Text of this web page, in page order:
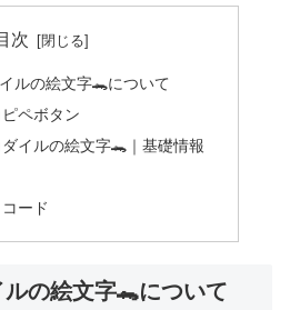
次
ルの絵文字🐊について
ペボタン
イルの絵文字🐊｜基礎情報
ード
の絵文字🐊について